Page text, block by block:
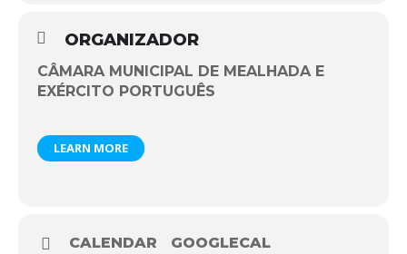
ORGANIZADOR
CÂMARA MUNICIPAL DE MEALHADA E
EXÉRCITO PORTUGUÊS
LEARN MORE
CALENDAR GOOGLECAL